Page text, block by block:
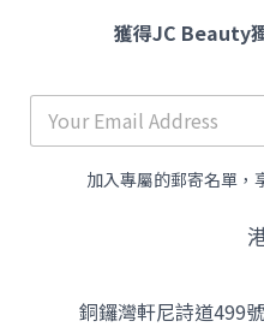
獲得JC Beauty
加入專屬的郵寄名單，
銅鑼灣軒尼詩道499